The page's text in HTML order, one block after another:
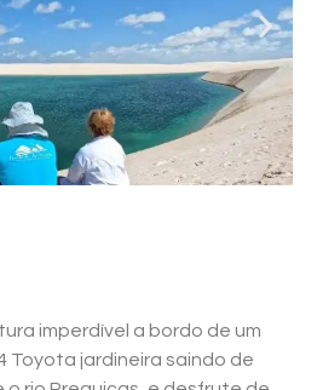
imperdível a bordo de um
Toyota jardineira saindo de